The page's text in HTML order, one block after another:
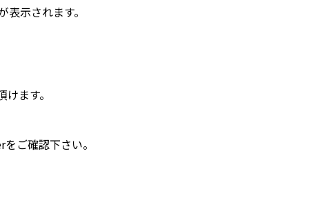
示されます。
ます。
ご確認下さい。